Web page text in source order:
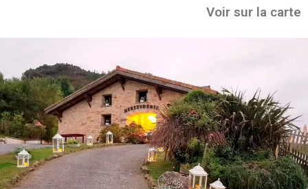
Voir sur la carte